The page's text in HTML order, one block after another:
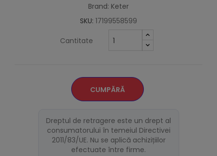
Brand: Keter
SKU: 17199558599
Cantitate
CUMPĂRĂ
Dreptul de retragere este un drept al
consumatorului în temeiul Directivei
2011/83/UE. Nu se aplică achizițiilor
efectuate între firme.